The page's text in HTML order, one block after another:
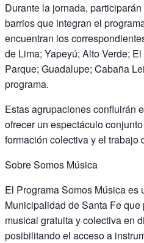
Durante la jornada,
barrios que integran el
encuentran los
de Lima; Yapeyú; Alto Verde;
Parque; Guadalupe; Cabaña
programa.
Estas agrupaciones confluirán
ofrecer un espectáculo
formación colectiva y el trabajo
Sobre Somos Música
El Programa Somos Música es
Municipalidad de Santa Fe
musical gratuita y colectiva en
posibilitando el acceso a